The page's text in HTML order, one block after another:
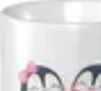
Comparateur MutuellePro
Guide d'utilisation
impact des mutuelles pro